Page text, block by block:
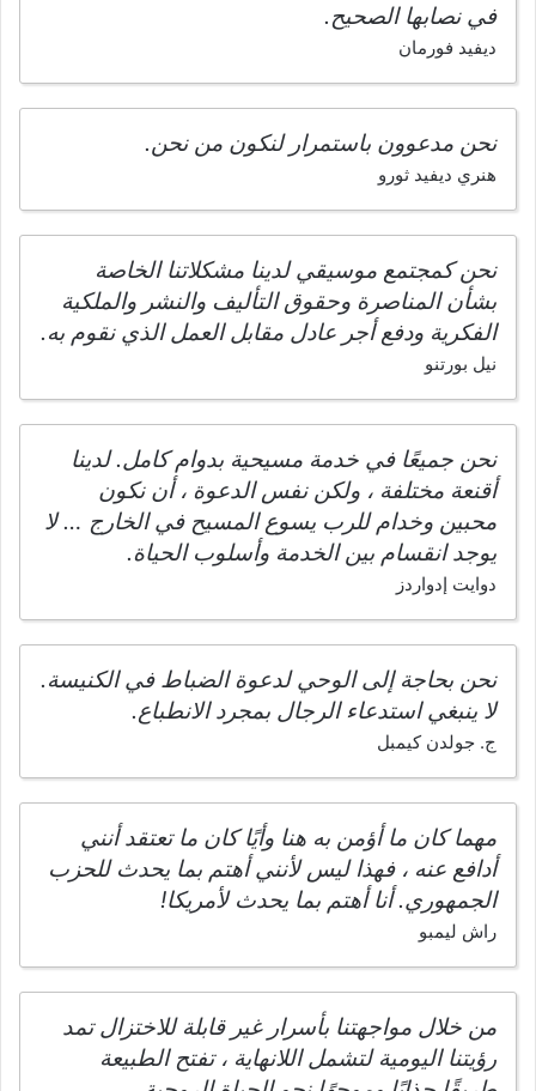
في نصابها الصحيح.
ديفيد فورمان
نحن مدعوون باستمرار لنكون من نحن.
هنري ديفيد ثورو
نحن كمجتمع موسيقي لدينا مشكلاتنا الخاصة
بشأن المناصرة وحقوق التأليف والنشر والملكية
الفكرية ودفع أجر عادل مقابل العمل الذي نقوم به.
نيل بورتنو
نحن جميعًا في خدمة مسيحية بدوام كامل. لدينا
أقنعة مختلفة ، ولكن نفس الدعوة ، أن نكون
محبين وخدام للرب يسوع المسيح في الخارج … لا
يوجد انقسام بين الخدمة وأسلوب الحياة.
دوايت إدواردز
نحن بحاجة إلى الوحي لدعوة الضباط في الكنيسة.
لا ينبغي استدعاء الرجال بمجرد الانطباع.
ج. جولدن كيمبل
مهما كان ما أؤمن به هنا وأيًا كان ما تعتقد أنني
أدافع عنه ، فهذا ليس لأنني أهتم بما يحدث للحزب
الجمهوري. أنا أهتم بما يحدث لأمريكا!
راش ليمبو
من خلال مواجهتنا بأسرار غير قابلة للاختزال تمد
رؤيتنا اليومية لتشمل اللانهاية ، تفتح الطبيعة